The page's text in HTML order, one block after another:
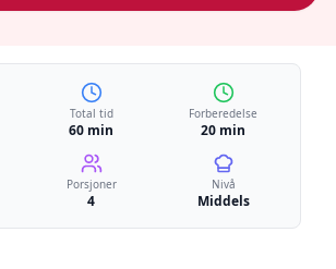
Total tid
60 min
Forberedelse
20 min
Porsjoner
4
Nivå
Middels